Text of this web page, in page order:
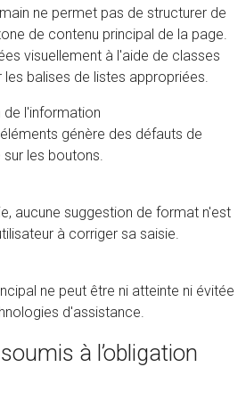
ne permet pas de structurer de
de contenu principal de la page.
visuellement à l'aide de classes
les balises de listes appropriées.
de l'information
génère des défauts de
les boutons.
aucune suggestion de format n'est
à corriger sa saisie.
ne peut être ni atteinte ni évitée
d'assistance.
à l’obligation